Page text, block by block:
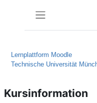
Lernplattform Moodle
Technische Universität
Kursinformation